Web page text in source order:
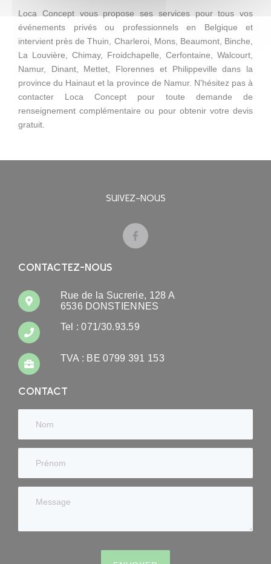
Loca Concept vous propose ses services pour tous vos
événements privés ou professionnels en Belgique et
intervient près de Thuin, Charleroi, Mons, Beaumont, Binche,
La Louvière, Chimay, Froidchapelle, Cerfontaine, Walcourt,
Namur, Dinant, Mettet, Florennes et Philippeville dans la
province du Hainaut et la province de Namur. N'hésitez pas à
contacter Loca Concept pour toute demande de
renseignement complémentaire ou pour obtenir votre devis
gratuit.
SUIVEZ-NOUS
CONTACTEZ-NOUS
Rue de la Sucrerie, 128 A
6536 DONSTIENNES
Tel : 071/30.93.59
TVA : BE 0799 391 153
CONTACT